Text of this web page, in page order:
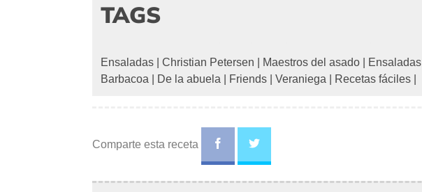
TAGS
Ensaladas Christian Petersen Maestros del asado Ensaladas
Barbacoa
De la abuela Friends Veraniega Recetas fáciles
Comparte esta receta